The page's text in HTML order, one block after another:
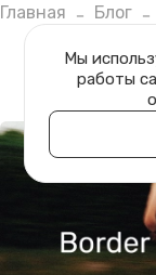
Главная Блог
Мы
работы